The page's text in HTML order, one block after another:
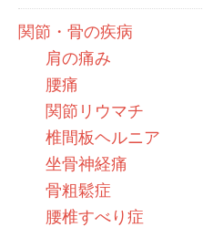
関節・骨の疾病
肩の痛み
腰痛
関節リウマチ
椎間板ヘルニア
坐骨神経痛
骨粗鬆症
腰椎すべり症